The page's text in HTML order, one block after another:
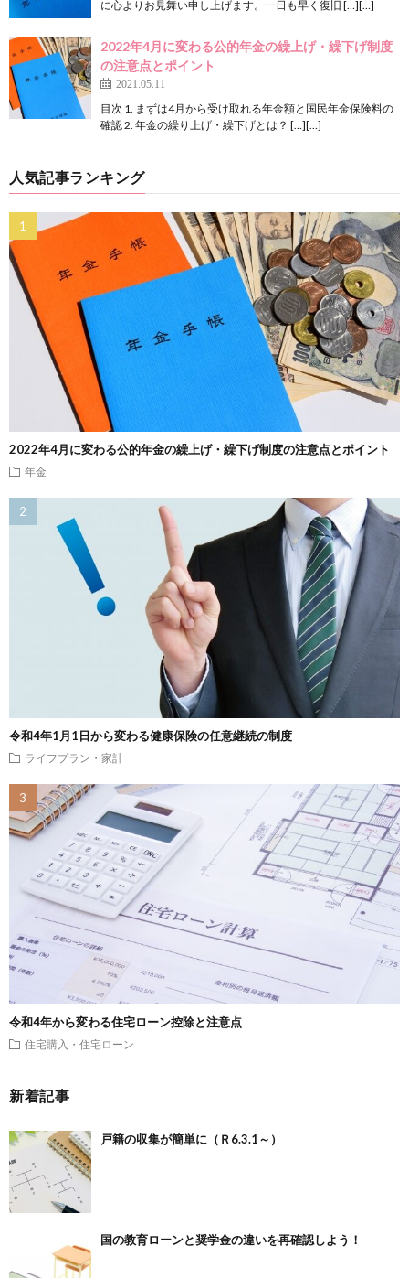
に心よりお見舞い申し上げます。一日も早く復旧 […][…]
2022年4月に変わる公的年金の繰上げ・繰下げ制度
の注意点とポイント
2021.05.11
目次 1. まずは4月から受け取れる年金額と国民年金保険料の
確認 2. 年金の繰り上げ・繰下げとは？ […][…]
人気記事ランキング
2022年4月に変わる公的年金の繰上げ・繰下げ制度の注意点とポイント
年金
令和4年1月1日から変わる健康保険の任意継続の制度
ライフプラン・家計
令和4年から変わる住宅ローン控除と注意点
住宅購入・住宅ローン
新着記事
戸籍の収集が簡単に（Ｒ6.3.1～）
国の教育ローンと奨学金の違いを再確認しよう！